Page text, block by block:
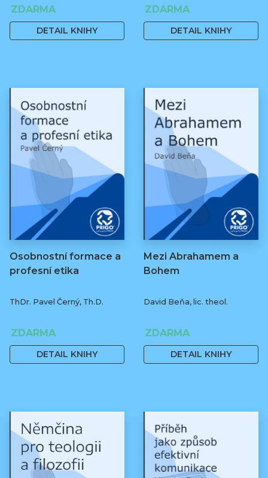
ZDARMA
DETAIL KNIHY
ZDARMA
DETAIL KNIHY
Osobnostní formace a
profesní etika
ThDr. Pavel Černý, Th.D.
ZDARMA
DETAIL KNIHY
Mezi Abrahamem a
Bohem
David Beňa, lic. theol.
ZDARMA
DETAIL KNIHY